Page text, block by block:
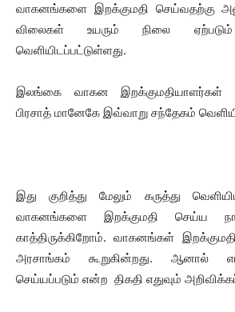
வாகனங்களை இறக்குமதி செய்வதற்கு
விலைகள் உயரும் நிலை
வெளியிடப்பட்டுள்ளது.
இலங்கை வாகன இறக்குமதியாளர்கள்
பிரசாத் மானேகே இவ்வாறு சந்தேகம்
இது குறித்து மேலும் கருத்து
வாகனங்களை இறக்குமதி செய்ய
காத்திருக்கிறோம். வாகனங்கள்
அரசாங்கம் கூறுகின்றது. ஆனால்
செய்யப்படும் என்ற திகதி எதுவும்